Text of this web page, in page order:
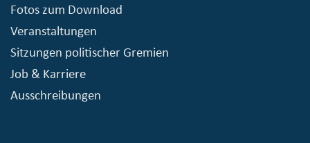
Fotos zum Download
Veranstaltungen
Sitzungen politischer Gremien
Job & Karriere
Ausschreibungen